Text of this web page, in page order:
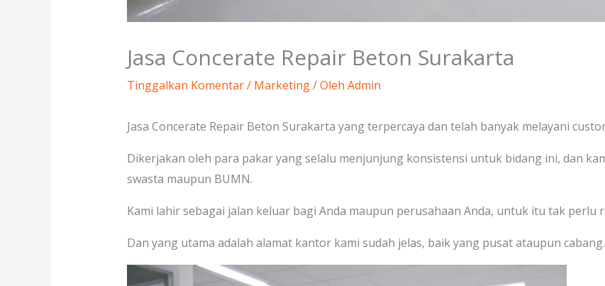
Jasa Concerate Repair Beton Surakarta
Tinggalkan Komentar/ Marketing/ Oleh Admin
Jasa Concerate Repair Beton Surakarta yang terpercaya dan telah banyak melayani
Dikerjakan oleh para pakar yang selalu menjunjung konsistensi untuk bidang ini, dan
swasta maupun BUMN.
Kami lahir sebagai jalan keluar bagi Anda maupun perusahaan Anda, untuk itu tak perlu
Dan yang utama adalah alamat kantor kami sudah jelas, baik yang pusat ataupun cabang.